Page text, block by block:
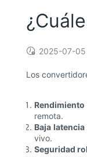
2025-07-05
Los
remota.
Baja latencia
vivo.
Seguridad